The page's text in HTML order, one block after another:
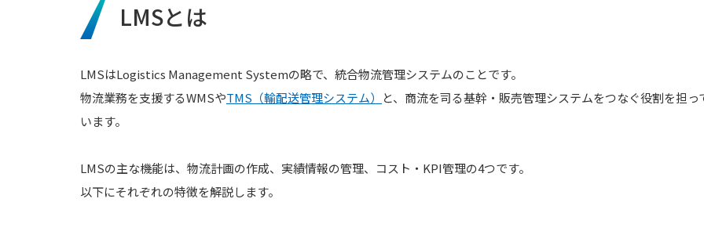
LMSとは
LMSはLogistics Management Systemの略で、統合物流管理システムのことです。
物流業務を支援するWMSやTMS（輸配送管理システム）
と、商流を司る基幹・販売管理システムをつなぐ役割を担っ
います。
LMSの主な機能は、物流計画の作成、実績情報の管理、コスト・KPI管理の4つです。
以下にそれぞれの特徴を解説します。